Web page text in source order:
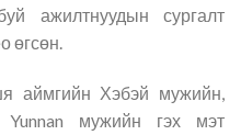
ажилтнуудын сургалт
өгсөн.
аймгийн Хэбэй мужийн,
мужийн гэх мэт